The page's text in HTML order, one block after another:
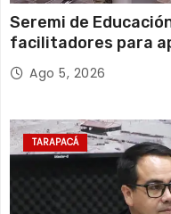
Seremi de
facilitadores para
Escolar 2027
Ago 5, 2026
TARAPACÁ